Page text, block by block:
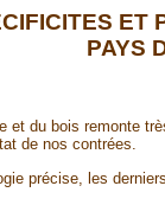
ET
PAYS
et du bois remonte
de nos contrées.
précise, les